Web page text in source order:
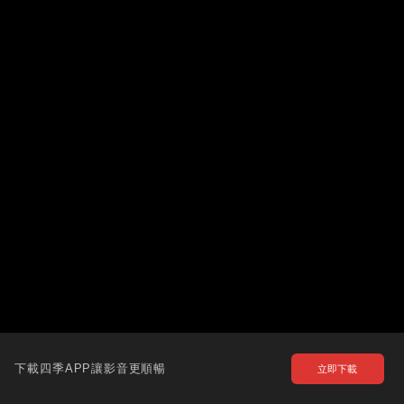
下載四季APP讓影音更順暢 立即下載